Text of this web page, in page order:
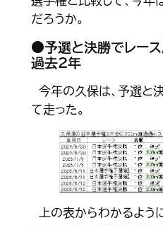
だろうか。
●予選と決勝でレー
過去２年
今年の久保は、予選と
て走った。
上の表からわかるよう